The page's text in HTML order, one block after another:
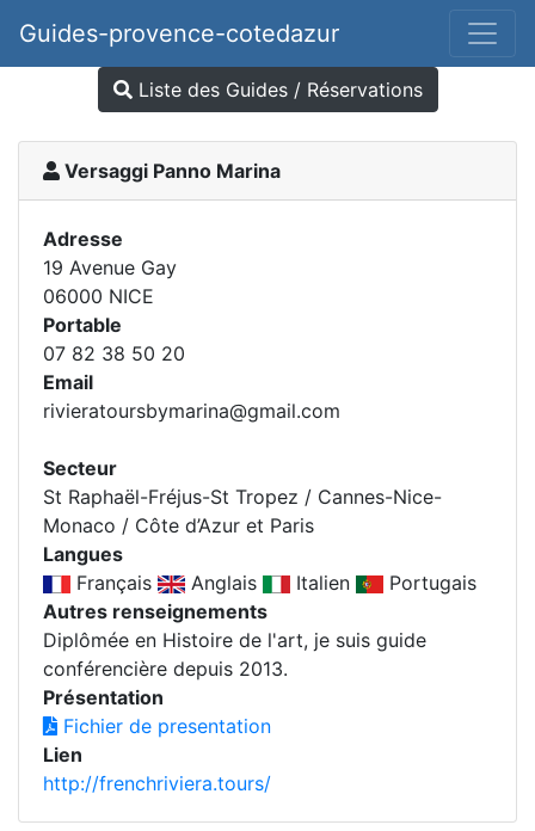
Guides-provence-cotedazur
Liste des Guides / Réservations
Versaggi Panno Marina
Adresse
19 Avenue Gay
06000 NICE
Portable
07 82 38 50 20
Email
rivieratoursbymarina@gmail.com
Secteur
St Raphaël-Fréjus-St Tropez / Cannes-Nice-
Monaco / Côte d’Azur et Paris
Langues
Français
Anglais Italien
Portugais
Autres renseignements
Diplômée en Histoire de l'art, je suis guide
conférencière depuis 2013.
Présentation
Fichier de presentation
Lien
http://frenchriviera.tours/